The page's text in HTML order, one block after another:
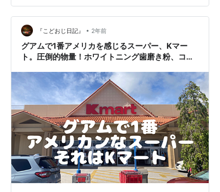
ナダで購入できるおススメのホワイトニング歯磨き粉に
ついて、ご紹介したいと思います＾＾ ホワイトニングで
おススメの歯磨き粉は？ Crest Colgate Sensodyne
Amazonでのレ…
『こどおじ日記』 • 2年前
グアムで1番アメリカを感じるスーパー、Kマー
ト。圧倒的物量！ホワイトニング歯磨き粉、コル